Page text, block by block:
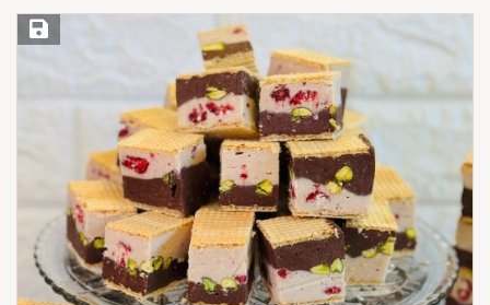
Save Recipe